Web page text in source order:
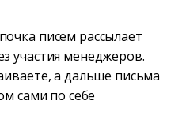
писем рассылает
участия менеджеров.
а дальше письма
сами по себе